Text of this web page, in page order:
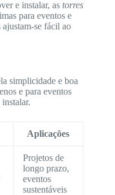
e instalar, as torres
para eventos e
ajustam-se fácil ao
simplicidade e boa
e para eventos
Aplicações
Projetos de
longo prazo,
eventos
sustentáveis